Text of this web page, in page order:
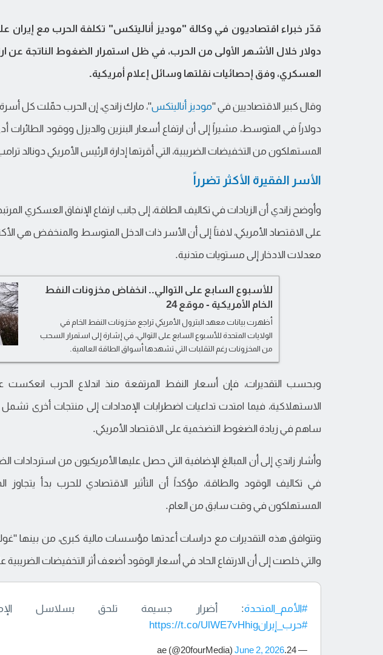
دولار خلال الأشهر الأولى من الحرب، في ظل استمرار الضغوط الناتجة عن
العسكري، وفق إحصائيات نقلتها وسائل إعلام أمريكية.
وقال كبير الاقتصاديين في "موديز أناليتكس
دولاراً في المتوسط، مشيراً إلى أن ارتفاع أسعار البنزين والديزل ووقود
المستهلكون من التخفيضات الضريبية، التي أقرتها إدارة الرئيس الأمريكي دونالد
الأسر الفقيرة الأكثر تضرراً
وأوضح زاندي أن الزيادات في تكاليف الطاقة، إلى جانب ارتفاع الإنفاق العسكري
على الاقتصاد الأمريكي، لافتاً إلى أن الأسر ذات الدخل المتوسط والمنخفض هي
معدلات الادخار إلى مستويات متدنية.
للأسبوع السابع على التوالي.. انخفاض مخزونات النفط
الخام الأمريكية - موقع 24
أظهرت بيانات معهد البترول الأمريكي تراجع مخزونات النفط الخام في
الولايات المتحدة للأسبوع السابع على التوالي، في إشارة إلى استمرار السحب
من المخزونات رغم التقلبات التي تشهدها أسواق الطاقة العالمية.
وبحسب التقديرات، فإن أسعار النفط المرتفعة منذ اندلاع الحرب انعكست
الاستهلاكية، فيما امتدت تداعيات اضطرابات الإمدادات إلى منتجات أخرى تشمل
ساهم في زيادة الضغوط التضخمية على الاقتصاد الأمريكي.
وأشار زاندي إلى أن المبالغ الإضافية التي حصل عليها الأمريكيون من استردادات
في تكاليف الوقود والطاقة، مؤكداً أن التأثير الاقتصادي للحرب بدأ يتجاوز
المستهلكون في وقت سابق من العام.
وتتوافق هذه التقديرات مع دراسات أعدتها مؤسسات مالية كبرى، من بينها
والتي خلصت إلى أن الارتفاع الحاد في أسعار الوقود أضعف أثر التخفيضات الضريبية
#الأمم_المتحدة: أضرار جسيمة تلحق بسلاسل
#حرب_إيرانhttps://t.co/UlWE7vHhig
— 24.ae (@20fourMedia)
June 2, 2026